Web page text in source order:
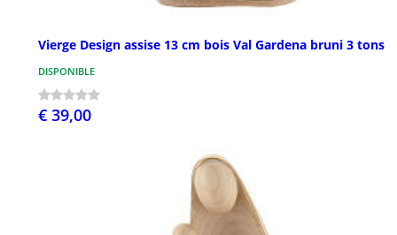
Vierge Design assise 13 cm bois Val Gardena bruni 3 tons
DISPONIBLE
€ 39,00